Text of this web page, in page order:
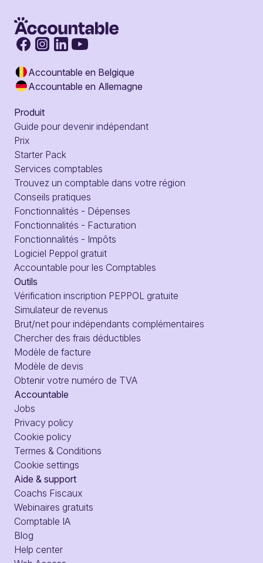
Accountable en Belgique
Accountable en Allemagne
Produit
Guide pour devenir indépendant
Prix
Starter Pack
Services comptables
Trouvez un comptable dans votre région
Conseils pratiques
Fonctionnalités - Dépenses
Fonctionnalités - Facturation
Fonctionnalités - Impôts
Logiciel Peppol gratuit
Accountable pour les Comptables
Outils
Vérification inscription PEPPOL gratuite
Simulateur de revenus
Brut/net pour indépendants complémentaires
Chercher des frais déductibles
Modèle de facture
Modèle de devis
Obtenir votre numéro de TVA
Accountable
Jobs
Privacy policy
Cookie policy
Termes & Conditions
Cookie settings
Aide & support
Coachs Fiscaux
Webinaires gratuits
Comptable IA
Blog
Help center